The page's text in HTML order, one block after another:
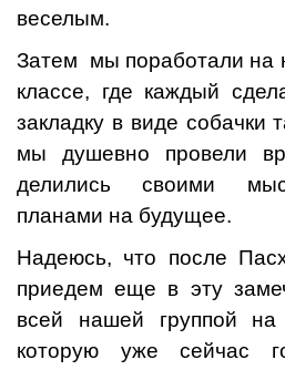
веселым.
Затем мы поработали на
классе, где каждый
закладку в виде собачки
мы душевно провели
делились своими
планами на будущее.
Надеюсь, что после
приедем еще в эту
всей нашей группой на
которую уже сейчас